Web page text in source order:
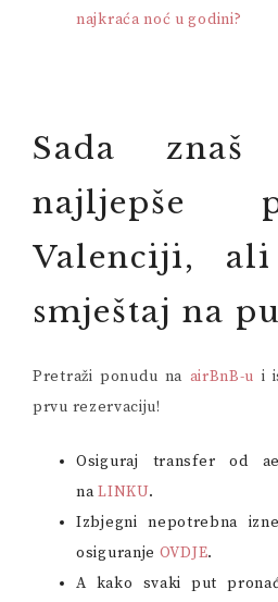
najkraća noć u godini?
Sada
najljepše
Valenciji,
smještaj na
Pretraži ponudu na airBnB-u i
prvu rezervaciju!
Osiguraj transfer od
naLINKU.
Izbjegni nepotrebna
osiguranje OVDJE.
A kako svaki put